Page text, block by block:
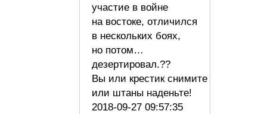
участие в войне
на востоке, отличился
в нескольких боях,
но потом…
дезертировал.??
Вы или крестик снимите
или штаны наденьте!
2018-09-27 09:57:35